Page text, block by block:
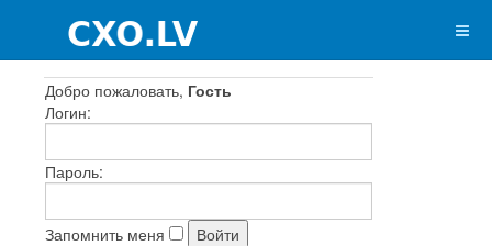
Добро пожаловать, Гость
Логин:
Пароль:
Запомнить меня